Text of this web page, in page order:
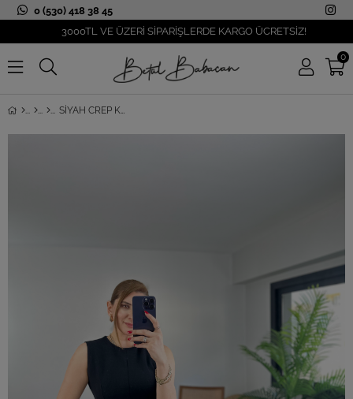
0 (530) 418 38 45
3000TL VE ÜZERİ SİPARİŞLERDE KARGO ÜCRETSİZ!
0
SIYAH CREP KOLSUZ JAPONE ELBISE